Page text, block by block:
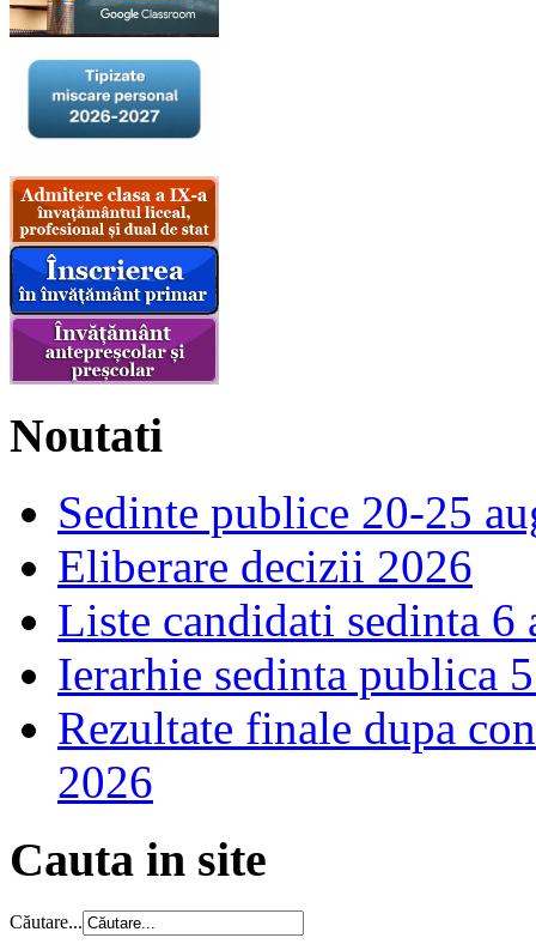
Noutati
Sedinte publice 20-25
Eliberare decizii 2026
Liste candidati sedinta 6
Ierarhie sedinta publica
Rezultate finale dupa
2026
Cauta in site
Căutare...